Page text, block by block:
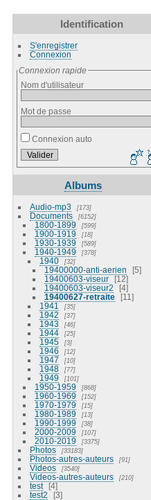
Identification
S'enregistrer
Connexion
Connexion rapide
Nom d'utilisateur
Mot de passe
Connexion auto
Albums
Audio-mp3 173
Documents 6152
1800-1899 599
1900-1919 18
1930-1939 589
1940-1949 378
1940 32
19400000-anti-aerien
5
19400603-viseur
12
19400603-viseur2
4
19400627-retraite
11
1941
35
1942 37
1943 46
1944 25
1945 3
1946 12
1947 10
1948 77
1949 101
1950-1959 868
1960-1969 152
1970-1979 15
1980-1989 13
1990-1999 38
2000-2009 107
2010-2019 3375
Photos 33183
Photos-autres-auteurs 91
Videos 3540
Videos-autres-auteurs 210
test
4
test2
3